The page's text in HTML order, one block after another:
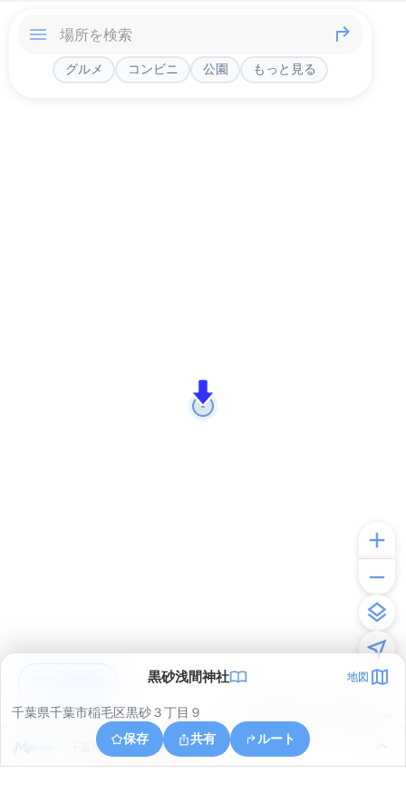
グルメ コンビニ 公園 もっと見る
黒砂浅間神社 地図
千葉県千葉市稲毛区黒砂３丁目９
保存
共有 ルート
千葉県千葉市美浜区新港